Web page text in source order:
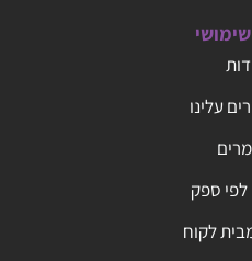
עלינו
לפי ספק
לקוח